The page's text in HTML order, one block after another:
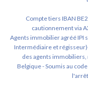
Compte tiers IBAN
cautionnement via
Agents immobilier agréé IPI
Intermédiaire et
des agents
Belgique - Soumis au